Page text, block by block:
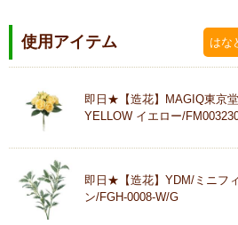
使用アイテム はな
即日★【造花】MAGIQ東京
YELLOW イエロー/
即日★【造花】YDM/ミニフ
ン/FGH-0008-W/G